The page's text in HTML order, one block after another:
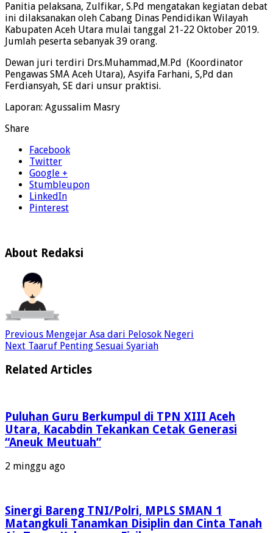
Panitia pelaksana, Zulfikar, S.Pd mengatakan kegiatan debat
ini dilaksanakan oleh Cabang Dinas Pendidikan Wilayah
Kabupaten Aceh Utara mulai tanggal 21-22 Oktober 2019.
Jumlah peserta sebanyak 39 orang.
Dewan juri terdiri Drs.Muhammad,M.Pd (Koordinator
Pengawas SMA Aceh Utara), Asyifa Farhani, S,Pd dan
Ferdiansyah, SE dari unsur praktisi.
Laporan: Agussalim Masry
Share
Facebook
Twitter
Google +
Stumbleupon
LinkedIn
Pinterest
About Redaksi
Previous Mengejar Asa dari Pelosok Negeri
Next Taaruf Penting Sesuai Syariah
Related Articles
Puluhan Guru Berkumpul di TPN XIII Aceh
Utara, Kacabdin Tekankan Cetak Generasi
“Aneuk Meutuah”
2 minggu ago
Sinergi Bareng TNI/Polri, MPLS SMAN 1
Matangkuli Tanamkan Disiplin dan Cinta Tanah